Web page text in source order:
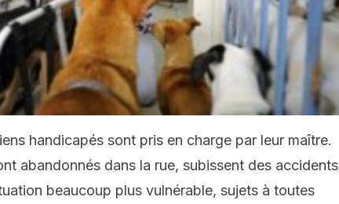
handicapés sont pris en charge par leur maître.
abandonnés dans la rue, subissent des accidents
beaucoup plus vulnérable, sujets à toutes